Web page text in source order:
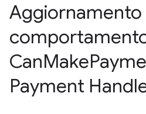
Aggiornamento
CanMake
Payment